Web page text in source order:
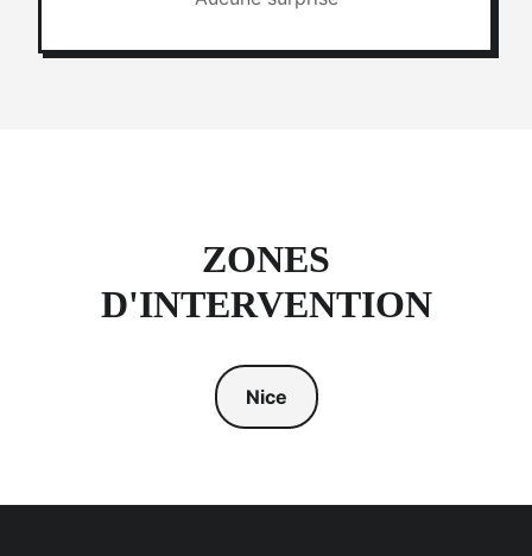
ZONES
D'INTERVENTION
Nice